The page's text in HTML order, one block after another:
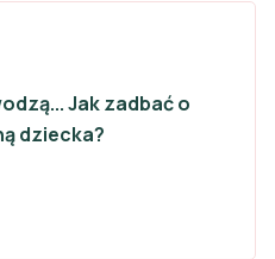
Jak zadbać o
dziecka?